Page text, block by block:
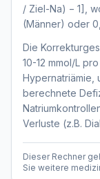
/ Ziel-Na) − 1],
(Männer) oder
Die
10-12 mmol/L
Hypernatriämie,
berechnete
Verluste (z.B.
Dieser Rechner
Sie weitere